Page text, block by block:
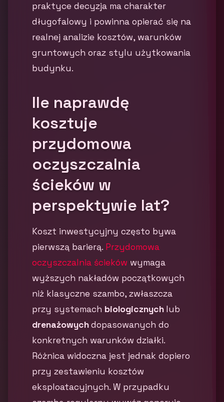
praktyce decyzja ma charakter
długofalowy i powinna opierać się na
realnej analizie kosztów, warunków
gruntowych oraz stylu użytkowania
budynku.
Ile naprawdę
kosztuje
przydomowa
oczyszczalnia
ścieków w
perspektywie lat?
Koszt inwestycyjny często bywa
pierwszą barierą. Przydomowa
oczyszczalnia ścieków wymaga
wyższych nakładów początkowych
niż klasyczne szambo, zwłaszcza
przy systemach biologicznych lub
drenażowychdopasowanych do
konkretnych warunków działki.
Różnica widoczna jest jednak dopiero
przy zestawieniu kosztów
eksploatacyjnych. W przypadku